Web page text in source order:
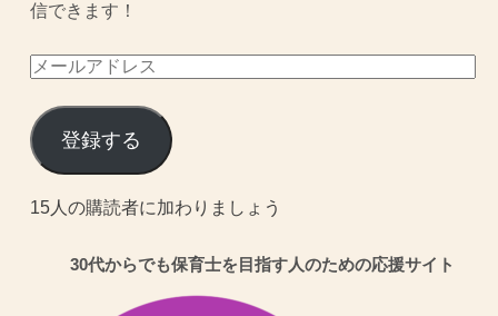
信できます！
メ
ル
ア
ド
登録する
15人の購読者に加わりましょう
30代からでも保育士を目指す人のための応援サイト